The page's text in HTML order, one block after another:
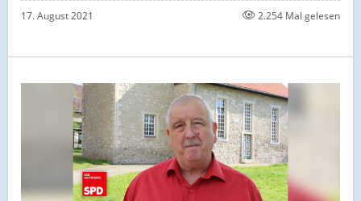
17. August 2021 2.254 Mal gelesen